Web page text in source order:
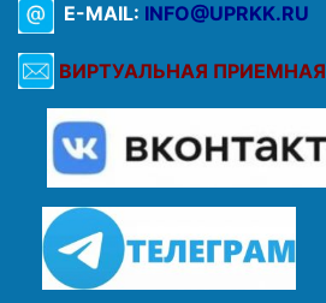
E-MAIL: INFO@UPRKK.RU
ВИРТУАЛЬНАЯ ПРИЕМНАЯ